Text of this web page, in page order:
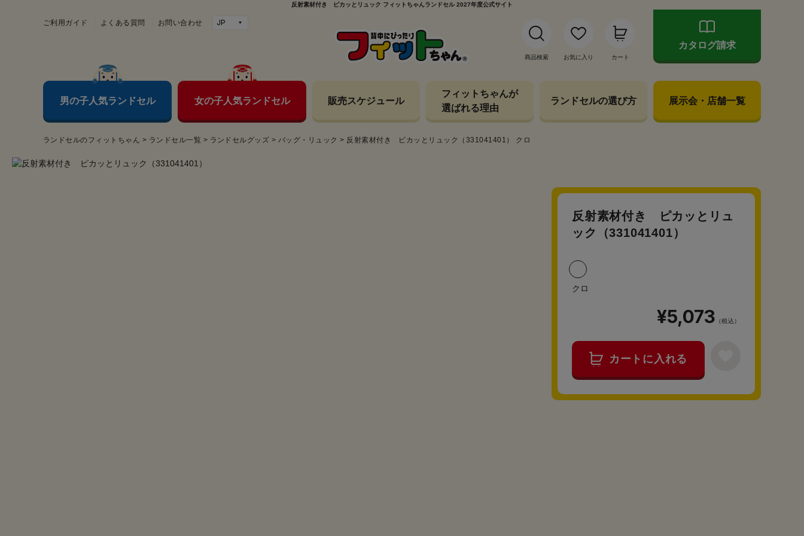
反射素材付き ピカッとリュック フィットちゃんランドセル 2027年度公式サイト
ご利用ガイド よくある質問 お問い合わせ
商品検索 お気に入り カート
カタログ請求
男の子人気ランドセル 女の子人気ランドセル 販売スケジュール
フィットちゃんが
選ばれる理由
ランドセルの選び方 展示会・店舗一覧
ランドセルのフィットちゃん > ランドセル一覧 > ランドセルグッズ > バッグ・リュック > 反射素材付き ピカッとリュック（331041401） クロ
反射素材付き ピカッとリュ
ック（331041401）
クロ
¥5,073 （税込）
カートに入れる